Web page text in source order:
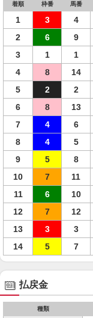
着順 枠番 馬番
1 3 4
2
6 9
3
1 1
4
8 14
5
2 2
6
8 13
7
4 6
8
4 5
9
5 8
10
7 11
11
6 10
12
7 12
13
3 3
14
5 7
払戻金
種類